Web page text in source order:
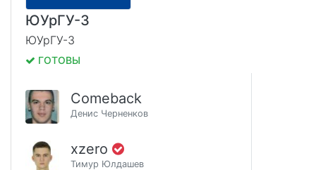
ЮУрГУ-3
ЮУрГУ-3
ГОТОВЫ
Comeback
Денис Черненков
xzero
Тимур Юлдашев